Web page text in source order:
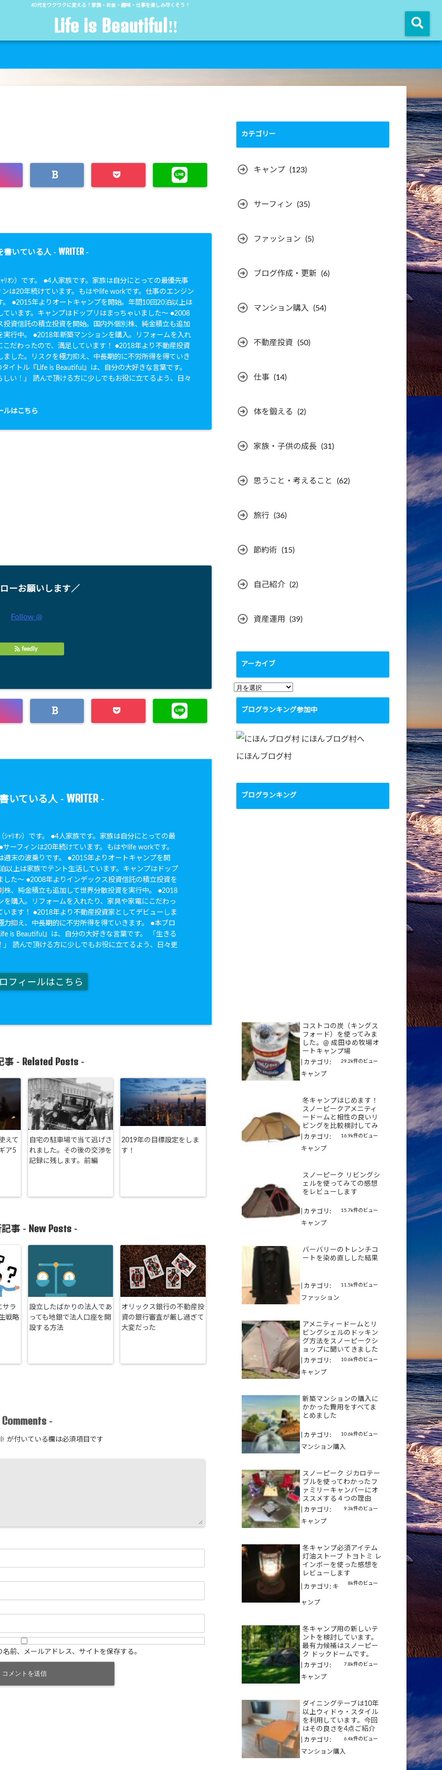
40代をワクワクに変える！家族・お金・趣味・仕事を楽しみ尽くそう！
Life is Beautiful‼︎
書いている人 - WRITER -
ﾘｵﾝ）です。 ●4人家族です。家族は自分にとっての最優先事
は20年続けています。もはやlife workです。仕事のエンジン
。 ●2015年よりオートキャンプを開始。年間10回20泊以上は
ています。キャンプはドップリはまっちゃいました〜 ●2008
投資信託の積立投資を開始。国内外個別株、純金積立も追加
実行中。 ●2018年新築マンションを購入。リフォームを入れ
こだわったので、満足しています！ ●2018年より不動産投資
ました。リスクを極力抑え、中長期的に不労所得を得ていき
イトル『Life is Beautiful』は、自分の大好きな言葉です。
しい！」 読んで頂ける方に少しでもお役に立てるよう、日々
ルはこちら
ーお願いします／
Follow @
feedly
いている人 - WRITER-
ｼｬﾘｵﾝ）です。 ●4人家族です。家族は自分にとっての最
ーフィンは20年続けています。もはやlife workです。
週末の波乗りです。 ●2015年よりオートキャンプを開
以上は家族でテント生活しています。キャンプはドップ
した〜 ●2008年よりインデックス投資信託の積立投資を
株、純金積立も追加して世界分散投資を実行中。 ●2018
を購入。リフォームを入れたり、家具や家電にこだわっ
います！ ●2018年より不動産投資家としてデビューしま
力抑え、中長期的に不労所得を得ていきます。 ●本ブロ
is Beautiful』は、自分の大好きな言葉です。 「生きる
」 読んで頂ける方に少しでもお役に立てるよう、日々更
フィールはこちら
事 - Related Posts-
えて
ア5
自宅の駐車場で当て逃げさ
れました。その後の交渉を
記録に残します。前編
2019年の目標設定をしま
す！
事 - New Posts -
サラ
戦略
設立したばかりの法人であ
っても地銀で法人口座を開
設する方法
オリックス銀行の不動産投
資の銀行審査が厳し過ぎて
大変だった
Comments -
が付いている欄は必須項目です
前、メールアドレス、サイトを保存する。
カテゴリー
キャンプ (123)
サーフィン (35)
ファッション (5)
ブログ作成・更新 (6)
マンション購入 (54)
不動産投資 (50)
仕事 (14)
体を鍛える (2)
家族・子供の成長 (31)
思うこと・考えること (62)
旅行 (36)
節約術 (15)
自己紹介 (2)
資産運用 (39)
アーカイブ
ア
ー
イ
ブ
ブログランキング参加中
にほんブログ村
ブログランキング
コストコの炭（キングス
フォード）を使ってみま
した。@ 成田ゆめ牧場オ
ートキャンプ場
29.2k件のビュー
カテゴリ:
キャンプ
冬キャンプはじめます！
スノーピークアメニティ
ードームと相性の良いリ
ビングを比較検討してみ
ます
16.9k件のビュー
カテゴリ:
キャンプ
スノーピーク リビングシ
ェルを使ってみての感想
をレビューします
15.7k件のビュー
カテゴリ:
キャンプ
バーバリーのトレンチコ
ートを染め直しした結果
11.5k件のビュー
カテゴリ:
ファッション
アメニティードームとリ
ビングシェルのドッキン
グ方法をスノーピークシ
ョップに聞いてきました
10.6k件のビュー
カテゴリ:
キャンプ
新築マンションの購入に
かかった費用をすべてま
とめました
10.6k件のビュー
カテゴリ:
マンション購入
スノーピーク ジカロテー
ブルを使ってわかったフ
ァミリーキャンパーにオ
ススメする４つの理由
9.3k件のビュー
カテゴリ:
キャンプ
冬キャンプ必須アイテム
灯油ストーブ トヨトミ レ
インボーを使った感想を
レビューします
8k件のビュー
カテゴリ: キ
ャンプ
冬キャンプ用の新しいテ
ントを検討しています。
最有力候補はスノーピー
ク ドックドームです。
7.8k件のビュー
カテゴリ:
キャンプ
ダイニングテーブは10年
以上ウィドゥ・スタイル
を利用しています。今回
はその良さを4点ご紹介
します
6.4k件のビュー
カテゴリ:
マンション購入